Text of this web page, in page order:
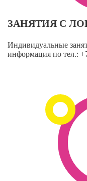
ЗАНЯТИЯ С
Индивидуальные
информация по тел.: